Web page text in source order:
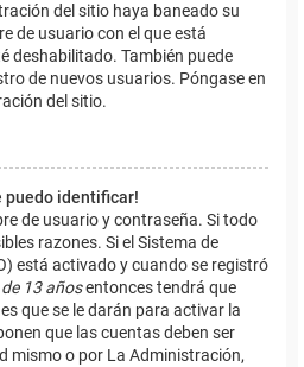
del sitio haya baneado su
de usuario con el que está
deshabilitado. También puede
de nuevos usuarios. Póngase en
del sitio.
puedo identificar!
de usuario y contraseña. Si todo
razones. Si el Sistema de
está activado y cuando se registró
13 añosentonces tendrá que
que se le darán para activar la
que las cuentas deben ser
mismo o por La Administración,